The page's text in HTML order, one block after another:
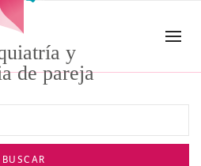
y
de pareja
BUSCAR